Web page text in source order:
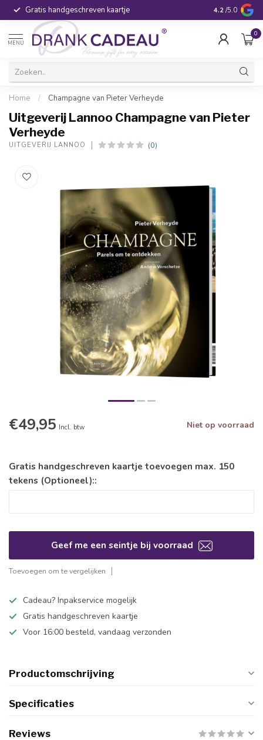
Gratis handgeschreven kaartje Voor 16:00
4.2 /5.0
MENU
0
Home / Champagne van Pieter Verheyde
Uitgeverij Lannoo Champagne van Pieter
Verheyde
UITGEVERIJ LANNOO (0)
€49,95 Incl. btw Niet op voorraad
Gratis handgeschreven kaartje toevoegen max. 150
tekens (Optioneel)::
Geef me een seintje bij voorraad
Toevoegen om te vergelijken
Cadeau? Inpakservice mogelijk
Gratis handgeschreven kaartje
Voor 16:00 besteld, vandaag verzonden
Productomschrijving
Specificaties
Reviews